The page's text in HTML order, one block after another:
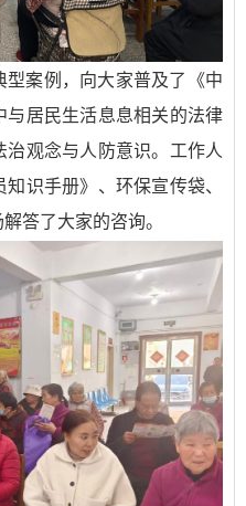
案例，向大家普及了《中
居民生活息息相关的法律
观念与人防意识。 工作人
识手册》 、环保宣传袋、
答了大家的咨询。